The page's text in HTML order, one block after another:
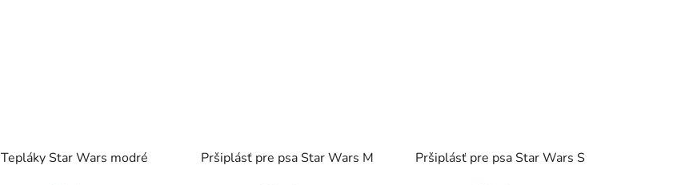
Tepláky Star Wars modré Pršiplásť pre psa Star Wars M Pršiplásť pre psa Star Wars S